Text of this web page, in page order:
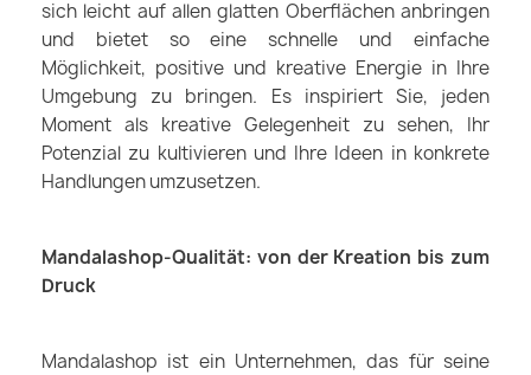
sich leicht auf allen glatten Oberflächen anbringen
und bietet so eine schnelle und einfache
Möglichkeit, positive und kreative Energie in Ihre
Umgebung zu bringen. Es inspiriert Sie, jeden
Moment als kreative Gelegenheit zu sehen, Ihr
Potenzial zu kultivieren und Ihre Ideen in konkrete
Handlungen umzusetzen.
Mandalashop-Qualität: von der Kreation bis zum
Druck
Mandalashop ist ein Unternehmen, das für seine